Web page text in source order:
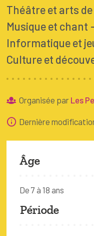
FAQ
Bruxelles
Théâtre et arts
Musique et chant
Informatique et
Culture et
Organisée par Les
Dernière
Âge
De 7 à 18 ans
Période